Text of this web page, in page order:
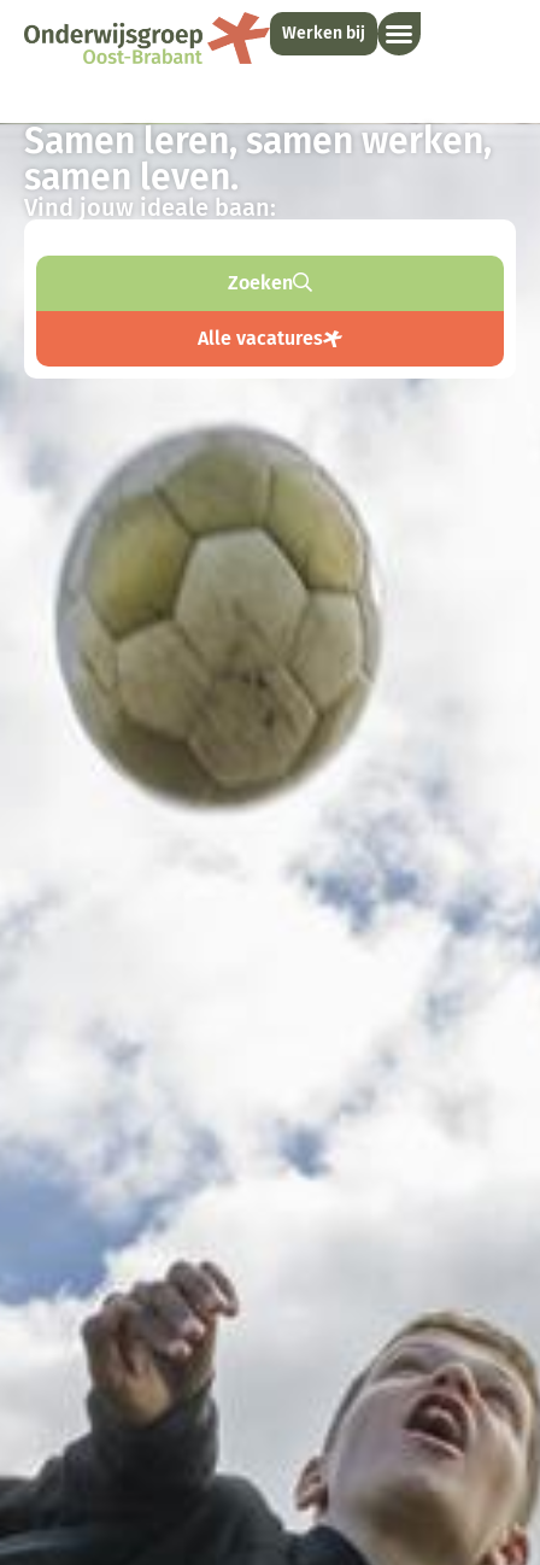
Werken bij
Samen leren, samen werken,
samen leven.
Vind jouw ideale baan:
Zoeken
Alle vacatures